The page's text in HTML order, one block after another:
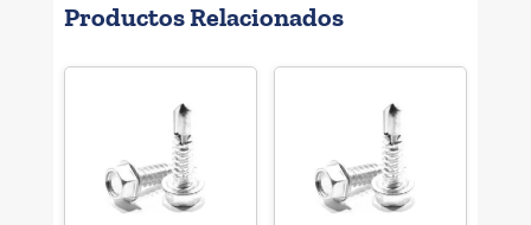
x
cantidad
Productos Relacionados